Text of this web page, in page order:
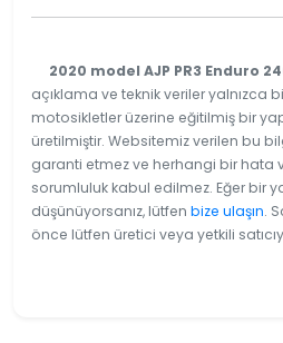
2020 model AJP PR3 Enduro
açıklama ve teknik veriler yalnızca
motosikletler üzerine eğitilmiş bir
üretilmiştir. Websitemiz verilen bu
garanti etmez ve herhangi bir hata
sorumluluk kabul edilmez. Eğer bir
düşünüyorsanız, lütfen bize ulaşın.
önce lütfen üretici veya yetkili